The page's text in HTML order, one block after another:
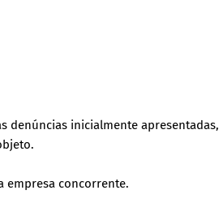
denúncias inicialmente apresentadas,
empresa concorrente.